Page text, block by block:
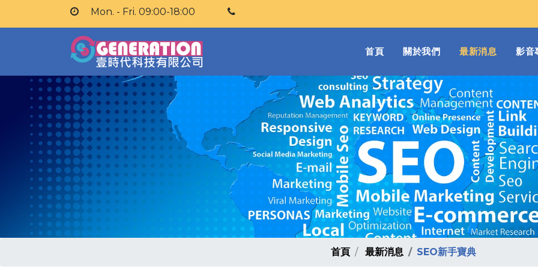
Mon. - Fri. 09:00-18:00
首頁(current)
關於我們 最新消息 影音
首頁 最新消息 SEO新手寶典